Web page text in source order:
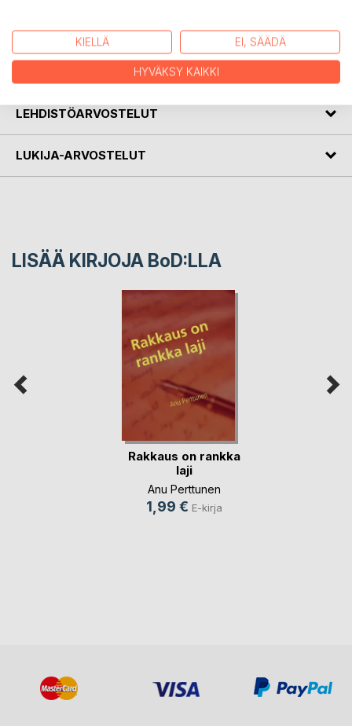
tunteisiin.
LEHDISTÖARVOSTELUT
LUKIJA-ARVOSTELUT
LISÄÄ KIRJOJA BoD:LLA
Rakkaus on rankka
laji
Anu Perttunen
1,99 € E-kirja
KIELLÄ EI, SÄÄDÄ
HYVÄKSY KAIKKI